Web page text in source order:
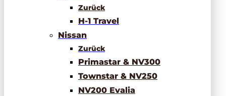
Zurück
H-1 Travel
Nissan
Zurück
Primastar & NV300
Townstar & NV250
NV200 Evalia